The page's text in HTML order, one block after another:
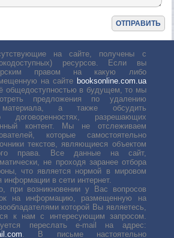
на сайте, получены с
ресурсов. Если вы
правом на какую либо
на сайте booksonline.com.ua
общедоступностью в будущем, то мы
предложения по удалению
материала, а также обсудить
разрешающих
контент. Мы не отслеживаем
которые самостоятельно
текстов, являющиеся объектом
права. Все данные на сайт,
не проходя заранее отбора
что является нормой в мировом
в сети интернет.
при возникновении у Вас вопросов
на информацию, размещенную на
которой Вы являетесь,
к нам с интересующим запросом.
переслать е-mail на адрес:
. В письме настоятельно